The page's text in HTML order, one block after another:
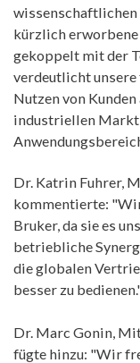
wissenschaftlichen
kürzlich erworbene
gekoppelt mit der
verdeutlicht unsere
Nutzen von
industriellen Markt
Dr. Katrin Fuhrer,
kommentierte:
Bruker, da sie es
betriebliche
die globalen
besser zu
Dr. Marc Gonin,
fügte hinzu: "Wir